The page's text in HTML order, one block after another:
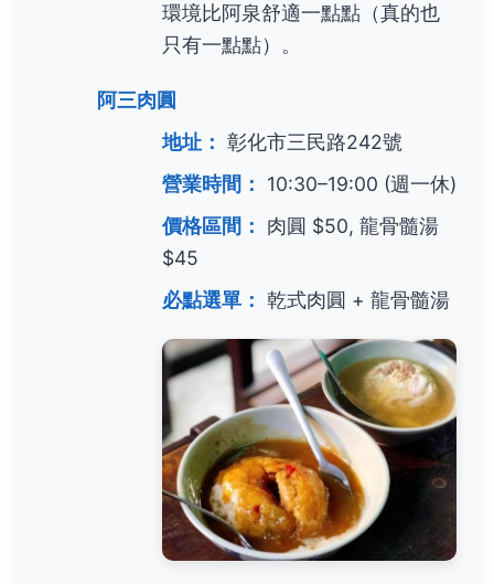
環境比阿泉舒適一點點（真的也
只有一點點）。
阿三肉圓
地址： 彰化市三民路242號
營業時間：
10:30–19:00 (週一休)
價格區間：
肉圓 $50, 龍骨髓湯
$45
必點選單： 乾式肉圓 + 龍骨髓湯